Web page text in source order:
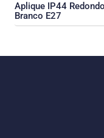
Aplique IP44 Redondo
Branco E27